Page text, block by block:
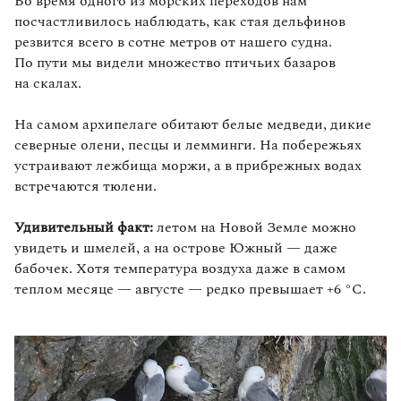
посчастливилось наблюдать, как стая дельфинов
резвится всего в сотне метров от нашего судна.
По пути мы видели множество птичьих базаров
на скалах.
На самом архипелаге обитают белые медведи, дикие
северные олени, песцы и лемминги. На побережьях
устраивают лежбища моржи, а в прибрежных водах
встречаются тюлени.
Удивительный факт:летом на Новой Земле можно
увидеть и шмелей, а на острове Южный — даже
бабочек. Хотя температура воздуха даже в самом
теплом месяце — августе — редко превышает +6 °C.